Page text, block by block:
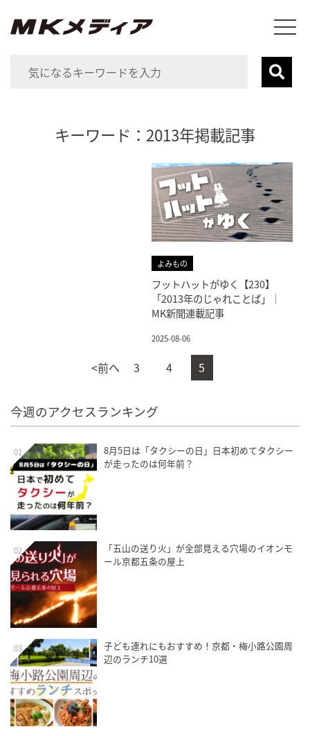
キーワード：2013年掲載記事
よみもの
フットハットがゆく【230】
「2013年のじゃれことば」｜
MK新聞連載記事
2025-08-06
<前へ 3 4 5
今週のアクセスランキング
01
8月5日は「タクシーの日」日本初めてタクシー
が走ったのは何年前？
02
「五山の送り火」が全部見える穴場のイオンモ
ール京都五条の屋上
03
子ども連れにもおすすめ！京都・梅小路公園周
辺のランチ10選